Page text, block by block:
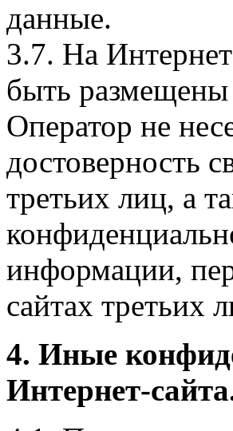
данные.
3.7. На
быть размещены
Оператор не
достоверность
третьих лиц, а
информации,
сайтах третьих
4. Иные
Интернет-